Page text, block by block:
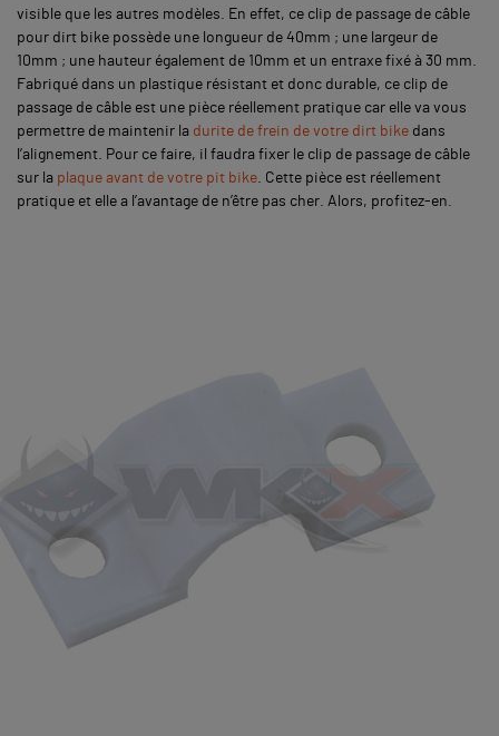
visible que les autres modèles. En effet, ce clip de passage de câble
pour dirt bike possède une longueur de 40mm ; une largeur de
10mm ; une hauteur également de 10mm et un entraxe fixé à 30 mm.
Fabriqué dans un plastique résistant et donc durable, ce clip de
passage de câble est une pièce réellement pratique car elle va vous
permettre de maintenir la durite de frein de votre dirt bike dans
l’alignement. Pour ce faire, il faudra fixer le clip de passage de câble
sur la plaque avant de votre pit bike . Cette pièce est réellement
pratique et elle a l’avantage de n’être pas cher. Alors, profitez-en.